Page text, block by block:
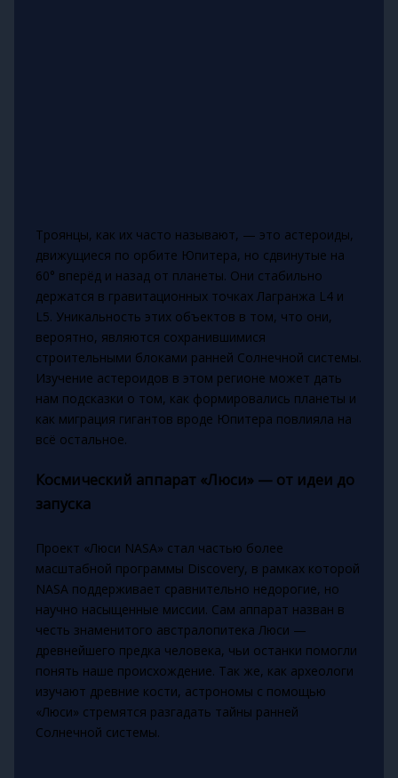
Троянцы, как их часто называют, — это астероиды,
движущиеся по орбите Юпитера, но сдвинутые на
60° вперёд и назад от планеты. Они стабильно
держатся в гравитационных точках Лагранжа L4 и
L5. Уникальность этих объектов в том, что они,
вероятно, являются сохранившимися
строительными блоками ранней Солнечной системы.
Изучение астероидов в этом регионе может дать
нам подсказки о том, как формировались планеты и
как миграция гигантов вроде Юпитера повлияла на
всё остальное.
Космический аппарат «Люси» — от идеи до
запуска
Проект «Люси NASA» стал частью более
масштабной программы Discovery, в рамках которой
NASA поддерживает сравнительно недорогие, но
научно насыщенные миссии. Сам аппарат назван в
честь знаменитого австралопитека Люси —
древнейшего предка человека, чьи останки помогли
понять наше происхождение. Так же, как археологи
изучают древние кости, астрономы с помощью
«Люси» стремятся разгадать тайны ранней
Солнечной системы.